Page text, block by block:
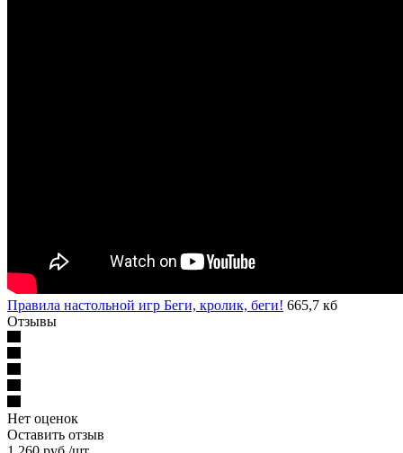
Правила настольной игр Беги, кролик, беги! 665,7 кб
Отзывы
Нет оценок
Оставить отзыв